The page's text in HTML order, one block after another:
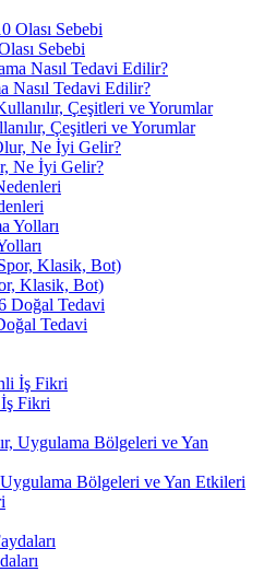
Sebebi
Nasıl Tedavi Edilir?
Çeşitleri ve Yorumlar
Ne İyi Gelir?
Klasik, Bot)
Tedavi
Fikri
Uygulama Bölgeleri ve Yan Etkileri